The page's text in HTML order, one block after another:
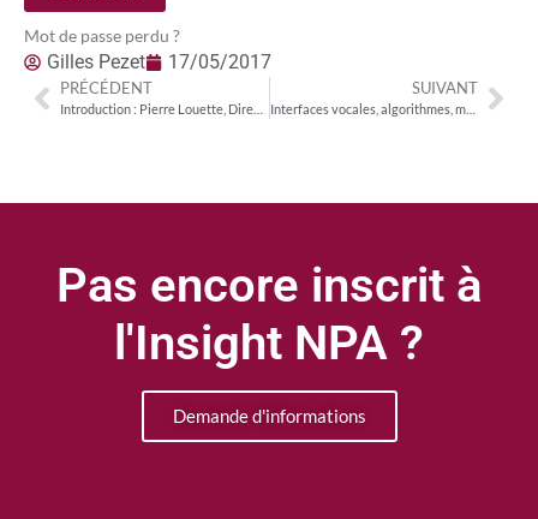
Mot de passe perdu ?
Gilles Pezet 17/05/2017
PRÉCÉDENT SUIVANT
Interfaces vocales, algorithmes, machine learning… Une nouvelle grammaire pour l’accès aux contenus ?
Pas encore inscrit à
l'Insight NPA ?
Demande d'informations